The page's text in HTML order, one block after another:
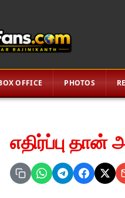
OFFICE PHOTOS
எதிர்ப்பு